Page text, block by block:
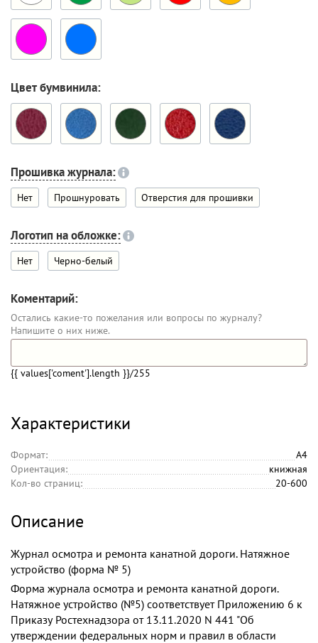
Цвет бумвинила:
Прошивка журнала:
Нет Прошнуровать Отверстия для прошивки
Логотип на обложке:
Нет Черно-белый
Коментарий:
Остались какие-то пожелания или вопросы по журналу?
Напишите о них ниже.
{{ values['coment'].length }}/255
Характеристики
Формат:
А4
Ориентация:
книжная
Кол-во страниц:
20-600
Описание
Журнал осмотра и ремонта канатной дороги. Натяжное
устройство (форма № 5)
Форма журнала осмотра и ремонта канатной дороги.
Натяжное устройство (№5) соответствует Приложению 6 к
Приказу Ростехнадзора от 13.11.2020 N 441 "Об
утверждении федеральных норм и правил в области